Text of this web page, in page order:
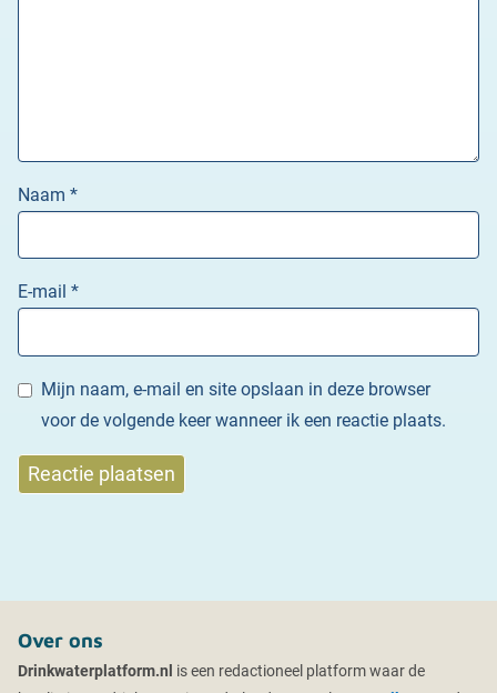
Naam *
E-mail *
Mijn naam, e-mail en site opslaan in deze browser
voor de volgende keer wanneer ik een reactie plaats.
Over ons
Drinkwaterplatform.nl is een redactioneel platform waar de